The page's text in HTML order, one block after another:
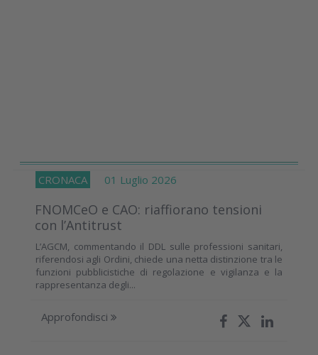
CRONACA 01 Luglio 2026
FNOMCeO e CAO: riaffiorano tensioni
con l’Antitrust
L’AGCM, commentando il DDL sulle professioni sanitari,
riferendosi agli Ordini, chiede una netta distinzione tra le
funzioni pubblicistiche di regolazione e vigilanza e la
rappresentanza degli...
Approfondisci